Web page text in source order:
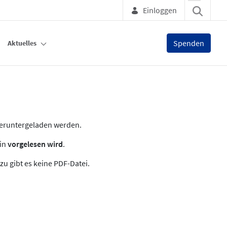
Einloggen
Aktuelles Spenden
werden.
vorgelesen wird.
gibt es keine PDF-Datei.